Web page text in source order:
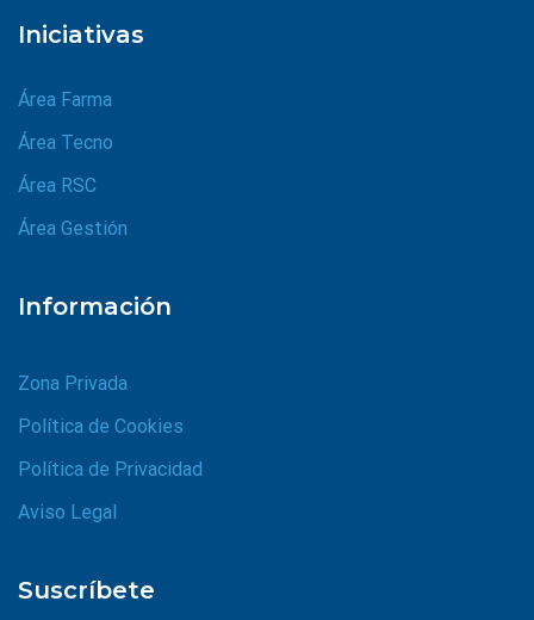
Iniciativas
Área Farma
Área Tecno
Área RSC
Área Gestión
Información
Zona Privada
Política de Cookies
Política de Privacidad
Aviso Legal
Suscríbete